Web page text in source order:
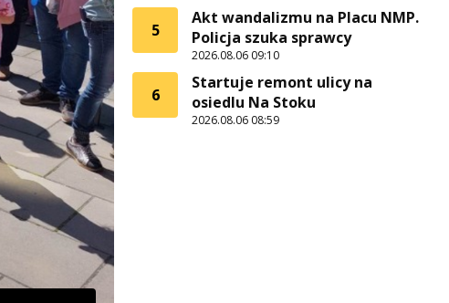
5
Akt wandalizmu na Placu NMP.
Policja szuka sprawcy
2026.08.06 09:10
6
Startuje remont ulicy na
osiedlu Na Stoku
2026.08.06 08:59